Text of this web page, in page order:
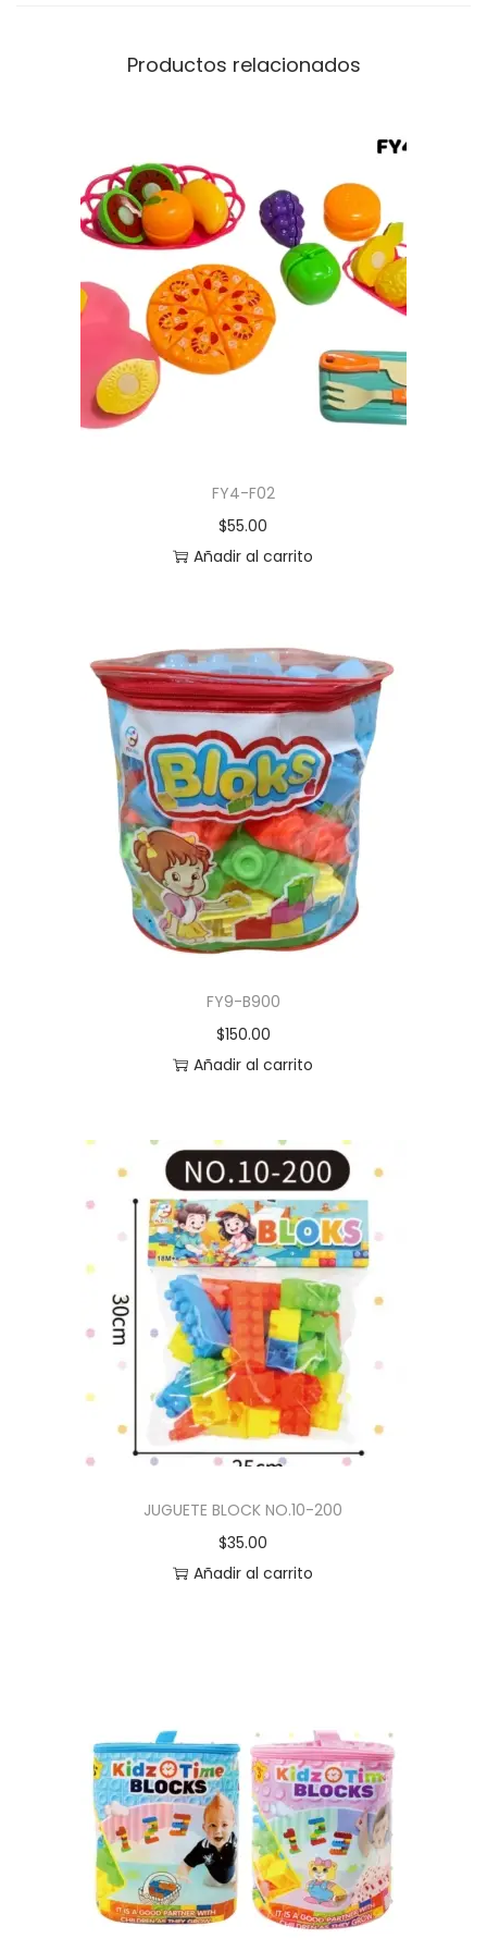
Productos relacionados
FY4-F02
$55.00
Añadir al carrito
FY9-B900
$150.00
Añadir al carrito
JUGUETE BLOCK NO.10-200
$35.00
Añadir al carrito